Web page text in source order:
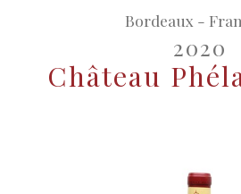
Bordeaux -
2020
Château